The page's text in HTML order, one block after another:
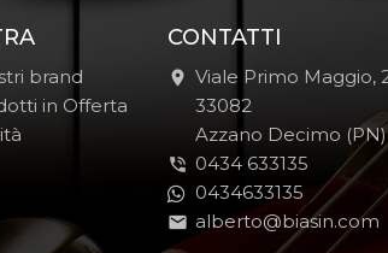
brand
in Offerta
CONTATTI
Viale Primo Maggio,
-
33082
-
Azzano Decimo (PN)
0434 633135
0434633135
alberto@biasin.com